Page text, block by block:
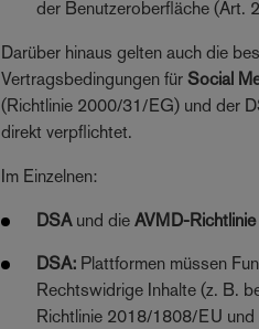
der Benutzeroberfläche (Art.
Darüber hinaus gelten auch die
Vertragsbedingungen für Social
(Richtlinie 2000/31/EG) und der
direkt verpflichtet.
Im Einzelnen:
DSAund die AVMD-Richtlinie
DSA: Plattformen müssen
Rechtswidrige Inhalte (z. B.
Richtlinie 2018/1808/EU und